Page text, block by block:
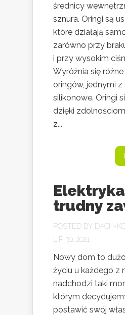
średnicy
sznura. Oringi są
które działają
zarówno przy
i przy wysokim
Wyróżnia się
oringów, jednymi z
silikonowe. Oringi
dzięki
z...
trudny
POSTED BY DACH-
LIP 30, 2021
Nowy dom to
życiu u każdego z
nadchodzi taki
którym
postawić swój